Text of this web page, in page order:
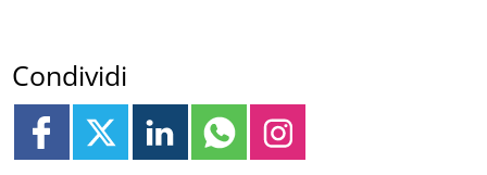
Condividi